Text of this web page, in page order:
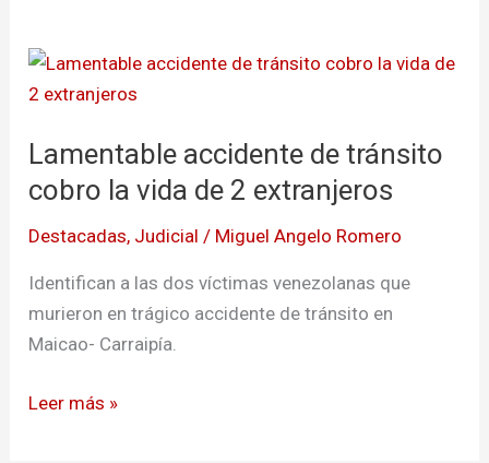
Lamentable accidente de tránsito
cobro la vida de 2 extranjeros
Destacadas, Judicial / Miguel Angelo Romero
Identifican a las dos víctimas venezolanas que
murieron en trágico accidente de tránsito en
Maicao- Carraipía.
Lamentable
accidente
tránsito
cobro
vida
de
2
extranjeros
Leer más »